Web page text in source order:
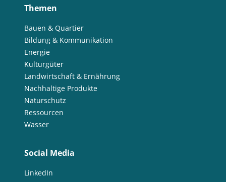
Themen
Bauen & Quartier
Bildung & Kommunikation
Energie
Kulturgüter
Landwirtschaft & Ernährung
Nachhaltige Produkte
Naturschutz
Ressourcen
Wasser
Social Media
LinkedIn